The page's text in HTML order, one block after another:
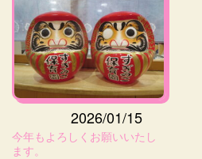
2026/01/15
今年もよろしくお願いいたし
ます。